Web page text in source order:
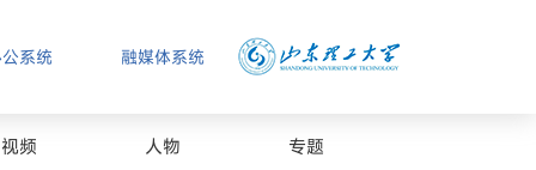
融媒体系统
系统
视频 人物 专题